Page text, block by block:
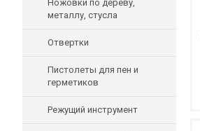
Ножовки по дереву,
металлу, стусла
Отвертки
Пистолеты для пен и
герметиков
Режущий инструмент